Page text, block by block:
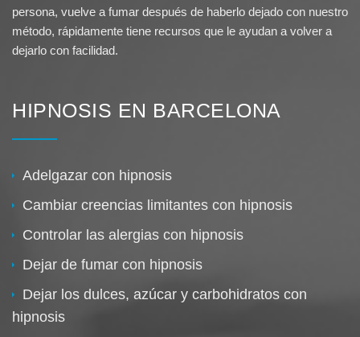
persona, vuelve a fumar después de haberlo dejado con nuestro
método, rápidamente tiene recursos que le ayudan a volver a
dejarlo con facilidad.
HIPNOSIS EN BARCELONA
Adelgazar con hipnosis
Cambiar creencias limitantes con hipnosis
Controlar las alergias con hipnosis
Dejar de fumar con hipnosis
Dejar los dulces, azúcar y carbohidratos con
hipnosis